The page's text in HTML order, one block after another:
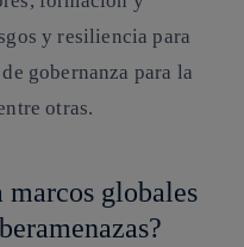
y resiliencia para
gobernanza para la
otras.
marcos globales